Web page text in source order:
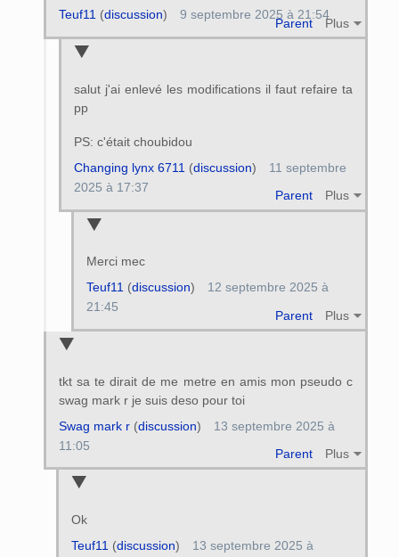
Parent Plus
Teuf11(discussion) 9 septembre 2025 à 21:54
salut j'ai enlevé les modifications il faut refaire ta
pp
PS: c'était choubidou
Parent Plus
Changing lynx 6711 (discussion)
11 septembre
2025 à 17:37
Merci mec
Parent Plus
Teuf11(discussion)
12 septembre 2025 à
21:45
tkt sa te dirait de me metre en amis mon pseudo c
swag mark r je suis deso pour toi
Parent Plus
Swag mark r(discussion)
13 septembre 2025 à
11:05
Ok
Teuf11 (discussion)
13 septembre 2025 à